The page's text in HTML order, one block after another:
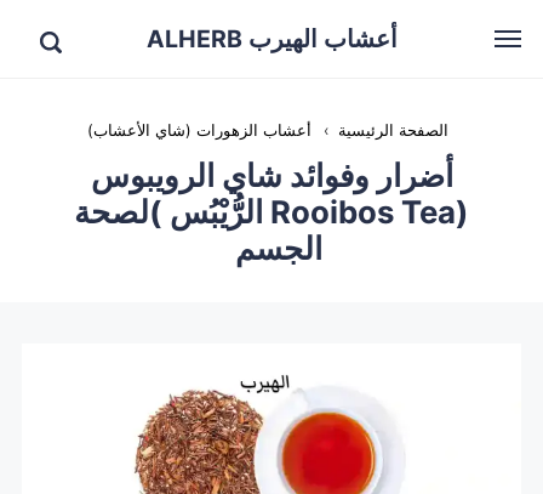
أعشاب الهيرب ALHERB
الصفحة الرئيسية › أعشاب الزهورات (شاي الأعشاب)
أضرار وفوائد شاي الرويبوس
(Rooibos Tea الرُّيْبُس )لصحة
الجسم